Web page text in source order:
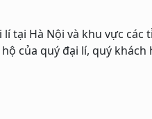
tại Hà Nội và khu vực các
của quý đại lí, quý khách